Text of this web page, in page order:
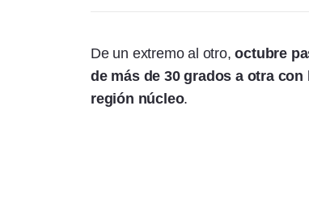
De un extremo al otro,octubre
de más de 30 grados a otra
región núcleo.